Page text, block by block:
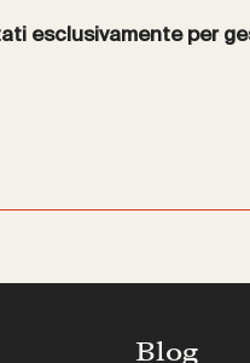
esclusivamente per
Blog